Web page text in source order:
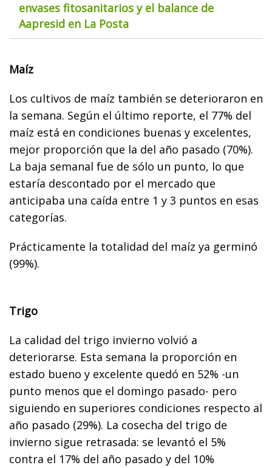
envases fitosanitarios y el balance de
Aapresid en La Posta
Maíz
Los cultivos de maíz también se deterioraron en
la semana. Según el último reporte, el 77% del
maíz está en condiciones buenas y excelentes,
mejor proporción que la del año pasado (70%).
La baja semanal fue de sólo un punto, lo que
estaría descontado por el mercado que
anticipaba una caída entre 1 y 3 puntos en esas
categorías.
Prácticamente la totalidad del maíz ya germinó
(99%).
Trigo
La calidad del trigo invierno volvió a
deteriorarse. Esta semana la proporción en
estado bueno y excelente quedó en 52% -un
punto menos que el domingo pasado- pero
siguiendo en superiores condiciones respecto al
año pasado (29%). La cosecha del trigo de
invierno sigue retrasada: se levantó el 5%
contra el 17% del año pasado y del 10%